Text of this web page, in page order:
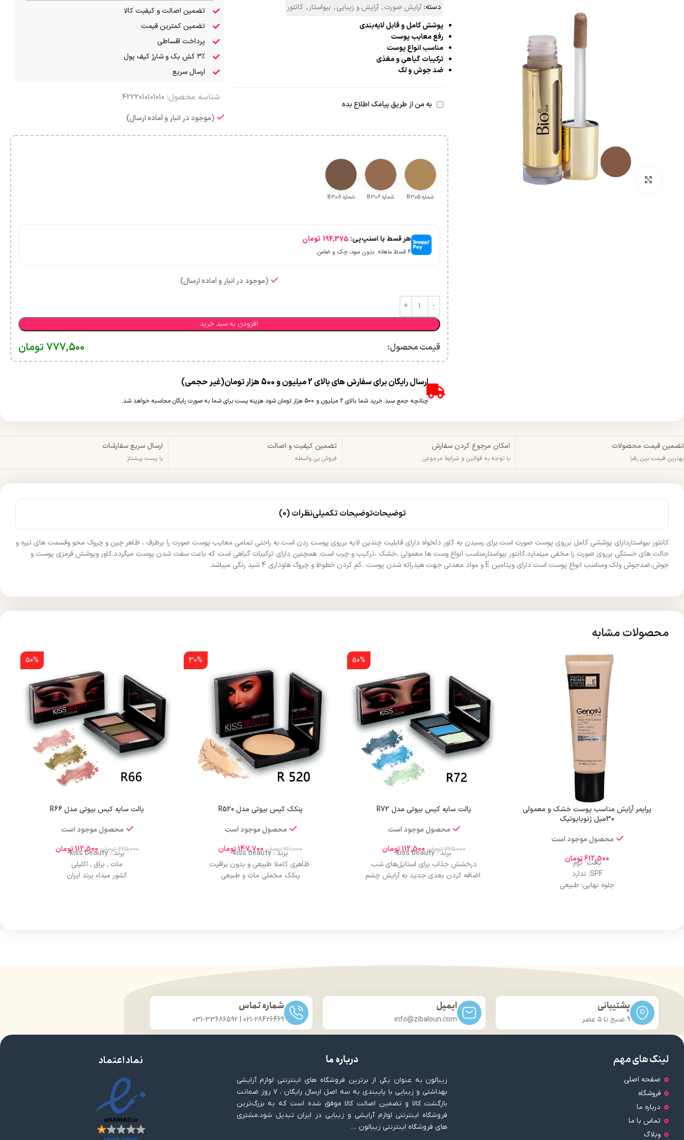
بزرگنمایی تصویر
دسته: آرایش صورت, آرایش و زیبایی, بیواستار , کانتور
پوشش کامل و قابل لایه‌بندی
رفع معایب پوست
مناسب انواع پوست
ترکیبات گیاهی و مغذی
ضد جوش و لک
به من از طریق پیامک اطلاع بده
تضمین اصالت و کیفیت کالا
تضمین کمترین قیمت
پرداخت اقساطی
۳٪ کش بک و شارژ کیف پول
ارسال سریع
شناسه محصول: 4222010101010
(موجود در انبار و آماده ارسال)
شماره B305 شماره B306 شماره B308
هر قسط با اسنپ‌پی:194,375 تومان
۴ قسط ماهانه. بدون سود، چک و ضامن.
(موجود در انبار و آماده ارسال)
افزودن به سبد خرید
قیمت محصول:​ 777,500تومان
ارسال رایگان برای سفارش های بالای 2 میلیون و 500 هزار تومان(غیر حجمی)
چنانچه جمع سبد خرید شما بالای 2 میلیون و 500 هزار تومان شود هزینه پست برای شما به صورت رایگان محاسبه خواهد شد.
تضمین قیمت محصولات
بهترین قیمت بین رقبا
امکان مرجوع کردن سفارش
با توجه به قوانین و شرایط مرجوعی
تضمین کیفیت و اصالت
فروش بی واسطه
ارسال سریع سفارشات
با پست پیشتاز
توضیحاتتوضیحات تکمیلینظرات (0)
کانتور بیواستاردارای پوششی کامل برروی پوست صورت است.برای رسیدن به کاور دلخواه دارای قابلیت چندین لایه برروی پوست زدن است.به راحتی تمامی معایب پوست صورت را برطرف ، ظاهر چین و چروک محو وقسمت های تیره و
حالت های خستگی برروی صورت را مخفی مینماید.کانتور بیواستارمناسب انواع وست ها معمولی ،خشک ،ترکیب و چرب است. همچنین دارای ترکیبات گیاهی است که باعث سفت شدن پوست میگردد.کاور وپوشش قرمزی پوست و
جوش،ضدجوش ولک ومناسب انواع پوست است.دارای ویتامین E و مواد معدنی جهت هیدراته شدن پوست ،کم کردن خطوط و چروک هاوداری 4 شید رنگی میباشد.
محصولات مشابه
پرایمر آرایش مناسب پوست خشک و معمولی
30میل ژنوبایوتیک
محصول موجود است
612,500تومانبافت: کرم
SPF: ندارد
جلوه نهایی: طبیعی
کشور مبدا برند: ایران
50%
پالت سایه کیس بیوتی مدل R72
محصول موجود است
225,000 تومان 112,500تومان
برند : kiss beauty
درخشش جذاب برای استایل‌های شب
اضافه کردن بعدی جدید به آرایش چشم
قابل استفاده برای چشم، هایلایت و کانتور
30%
پنکک کیس بیوتی مدل R520
محصول موجود است
211,000 تومان 147,700تومان
برند : kiss beauty
ظاهری کاملا طبیعی و بدون براقیت
پنکک مخملی مات و طبیعی
آرایشی طبیعی، پوستی بی‌نقص
زیبایی و مراقبت از پوست در یک محصول
50%
پالت سایه کیس بیوتی مدل R66
محصول موجود است
225,000 تومان 112,500تومان
برند : kiss beauty
مات , براق , اکلیلی
کشور مبداء برند ایران
پشتیبانی
9 صبح تا ۵ عصر
ایمیل
info@zibaloun.com
شماره تماس
021-28426469 | 031-33686592
لینک های مهم
صفحه اصلی
فروشگاه
درباره ما
تماس با ما
وبلاگ
درباره ما
زیبالون به عنوان یکی از برترین فروشگاه های اینترنتی لوازم آرایشی
بهداشتی و زیبایی با پایبندی به سه اصل ارسال رایگان ، ۷ روز ضمانت
بازگشت کالا و تضمین اصالت کالا موفق شده است که به بزرگ‌ترین
فروشگاه اینترنتی لوازم آرایشی و زیبایی در ایران تبدیل شود.مشتری
های فروشگاه اینترنتی زیبالون …
نماد اعتماد